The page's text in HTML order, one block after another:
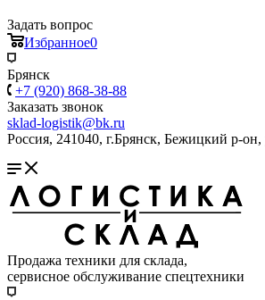
Задать вопрос
Избранное0
Брянск
+7 (920) 868-38-88
Заказать звонок
sklad-logistik@bk.ru
Россия, 241040, г.Брянск, Бежицкий р-
Продажа техники для склада,
сервисное обслуживание спецтехники